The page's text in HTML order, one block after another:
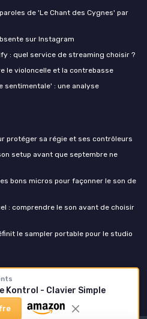
Kontrol - Clavier Simple
de 'Le Chant des Cygnes' par
sur Instagram
: quel service de streaming choisir ?
le violoncelle et la contrebasse
sentimentale' : une analyse
protéger sa régie et ses contrôleurs
setup avant que septembre ne
bons micros pour façonner le son de
: comprendre le son avant de choisir
le sampler portable pour le studio